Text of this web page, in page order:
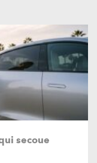
secoue